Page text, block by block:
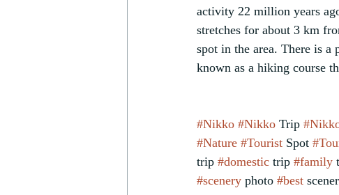
activity 22 million years
stretches for about 3 km
spot in the area. There is
known as a hiking course
#Nikko #Nikko Trip
#Nature #Tourist Spot
trip #domestic trip #family
#scenery photo #best